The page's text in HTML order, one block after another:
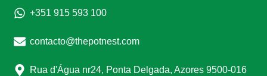
+351 915 593 100
contacto@thepotnest.com
Rua d'Água nr24, Ponta Delgada, Azores 9500-016